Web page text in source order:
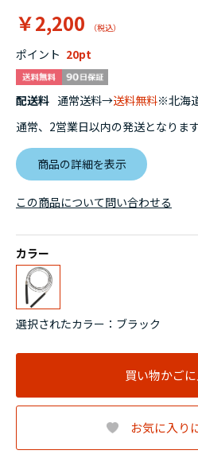
￥2,200
ポイント 20
配送料 通常送料→送料無料※北海
通常、2営業日以内の発送となりま
商品の詳細を表示
カラー
選択されたカラー：ブラック
買い物かご
お気に入り
この商品について問い合わせる